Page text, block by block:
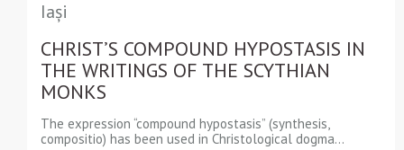
Iași
CHRIST’S COMPOUND HYPOSTASIS IN
THE WRITINGS OF THE SCYTHIAN
MONKS
The expression “compound hypostasis” (synthesis,
compositio) has been used in Christological dogma...